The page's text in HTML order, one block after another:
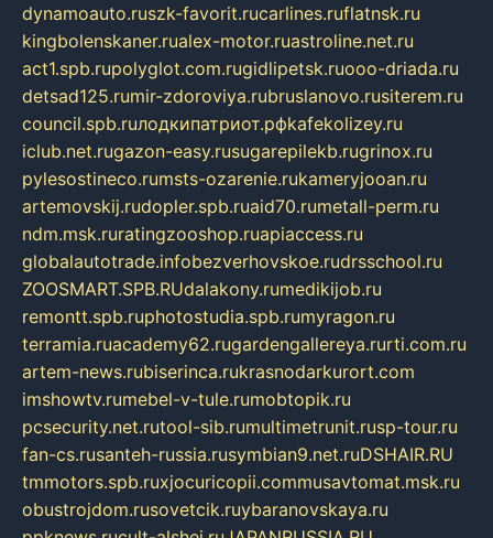
dynamoauto.ruszk-favorit.rucarlines.ruflatnsk.ru
kingbolenskaner.rualex-motor.ruastroline.net.ru
act1.spb.rupolyglot.com.rugidlipetsk.ruooo-driada.ru
detsad125.rumir-zdoroviya.rubruslanovo.rusiterem.ru
council.spb.ruлодкипатриот.рфkafekolizey.ru
iclub.net.rugazon-easy.rusugarepilekb.rugrinox.ru
pylesostineco.rumsts-ozarenie.rukameryjooan.ru
artemovskij.rudopler.spb.ruaid70.rumetall-perm.ru
ndm.msk.ruratingzooshop.ruapiaccess.ru
globalautotrade.infobezverhovskoe.rudrsschool.ru
ZOOSMART.SPB.RUdalakony.rumedikijob.ru
remontt.spb.ruphotostudia.spb.rumyragon.ru
terramia.ruacademy62.rugardengallereya.rurti.com.ru
artem-news.rubiserinca.rukrasnodarkurort.com
imshowtv.rumebel-v-tule.rumobtopik.ru
pcsecurity.net.rutool-sib.rumultimetrunit.rusp-tour.ru
fan-cs.rusanteh-russia.rusymbian9.net.ruDSHAIR.RU
tmmotors.spb.ruxjocuricopii.commusavtomat.msk.ru
obustrojdom.rusovetcik.ruybaranovskaya.ru